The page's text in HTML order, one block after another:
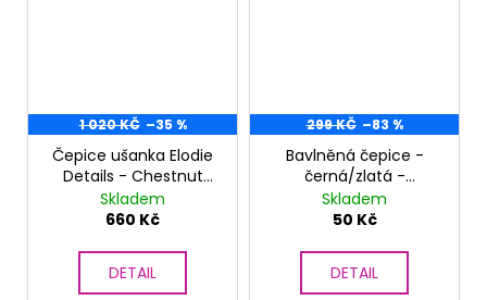
1 020 KČ –35 %
Čepice ušanka Elodie
Details - Chestnut
Leather
Skladem
660 Kč
DETAIL
299 KČ –83 %
Bavlněná čepice -
černá/zlatá -
limitovaná
Skladem
50 Kč
DETAIL